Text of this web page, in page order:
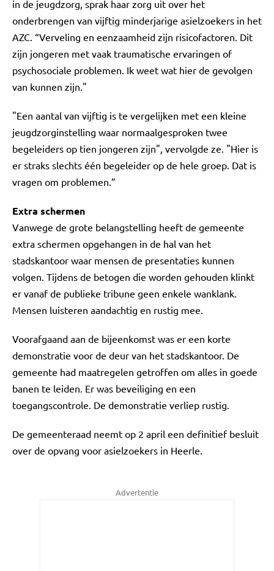
in de jeugdzorg, sprak haar zorg uit over het
onderbrengen van vijftig minderjarige asielzoekers in het
AZC. “Verveling en eenzaamheid zijn risicofactoren. Dit
zijn jongeren met vaak traumatische ervaringen of
psychosociale problemen. Ik weet wat hier de gevolgen
van kunnen zijn."
"Een aantal van vijftig is te vergelijken met een kleine
jeugdzorginstelling waar normaalgesproken twee
begeleiders op tien jongeren zijn", vervolgde ze. "Hier is
er straks slechts één begeleider op de hele groep. Dat is
vragen om problemen.”
Extra schermen
Vanwege de grote belangstelling heeft de gemeente
extra schermen opgehangen in de hal van het
stadskantoor waar mensen de presentaties kunnen
volgen. Tijdens de betogen die worden gehouden klinkt
er vanaf de publieke tribune geen enkele wanklank.
Mensen luisteren aandachtig en rustig mee.
Voorafgaand aan de bijeenkomst was er een korte
demonstratie voor de deur van het stadskantoor. De
gemeente had maatregelen getroffen om alles in goede
banen te leiden. Er was beveiliging en een
toegangscontrole. De demonstratie verliep rustig.
De gemeenteraad neemt op 2 april een definitief besluit
over de opvang voor asielzoekers in Heerle.
Advertentie